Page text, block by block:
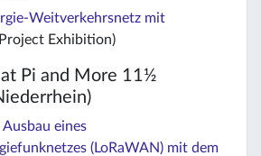
Weitverkehrsnetz mit
Exhibition)
Pi and More 11½
eines
(LoRaWAN) mit dem